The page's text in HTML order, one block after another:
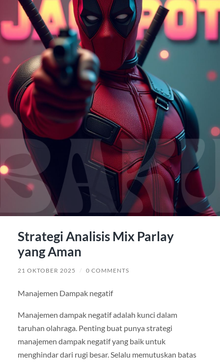
Strategi Analisis Mix Parlay
yang Aman
21 OKTOBER 2025 / 0 COMMENTS
Manajemen Dampak negatif
Manajemen dampak negatif adalah kunci dalam
taruhan olahraga. Penting buat punya strategi
manajemen dampak negatif yang baik untuk
menghindar dari rugi besar. Selalu memutuskan batas